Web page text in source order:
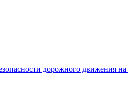
дорожного движения на